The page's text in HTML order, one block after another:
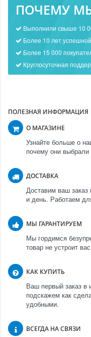
ПОЧЕМУ
Выполнили свыше 10
Более 10 лет
Более 15 000
Круглосуточная
ПОЛЕЗНАЯ ИНФОРМАЦИЯ
О МАГАЗИНЕ
Узнайте больше о
почему они
ДОСТАВКА
Доставим ваш
и день. Работаем
МЫ ГАРАНТИРУЕМ
Мы гордимся
товар не устроит
КАК КУПИТЬ
Ваш первый заказ в
подскажем как
удобными.
ВСЕГДА НА СВЯЗИ